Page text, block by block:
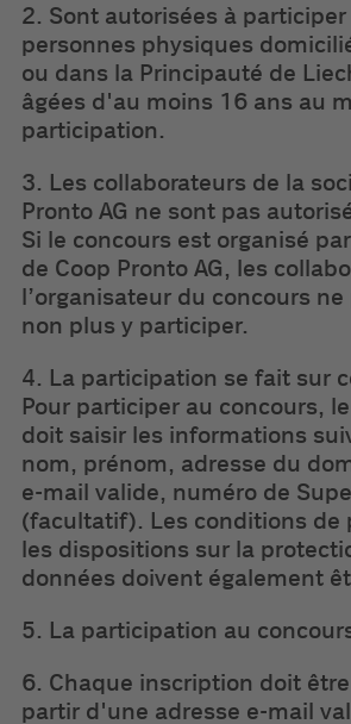
2. Sont autorisées à
personnes physiques
ou dans la Principauté de
âgées d'au moins 16 ans au
participation.
3. Les collaborateurs de la
Pronto AG ne sont pas
Si le concours est organisé
de Coop Pronto AG, les
l’organisateur du concours
non plus y participer.
4. La participation se fait sur
Pour participer au concours,
doit saisir les informations
nom, prénom, adresse du
e-mail valide, numéro de
(facultatif). Les conditions de
les dispositions sur la
données doivent également
5. La participation au
6. Chaque inscription doit
partir d'une adresse e-mail